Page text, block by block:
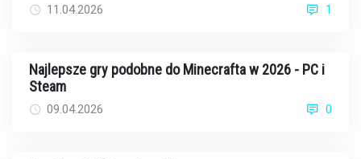
11.04.2026 1
Najlepsze gry podobne do Minecrafta w 2026 - PC i
Steam
09.04.2026 0